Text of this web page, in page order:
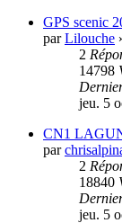
GPS scenic
parLilouche
2
14798
jeu. 5
CN1
par
2
18840
jeu. 5